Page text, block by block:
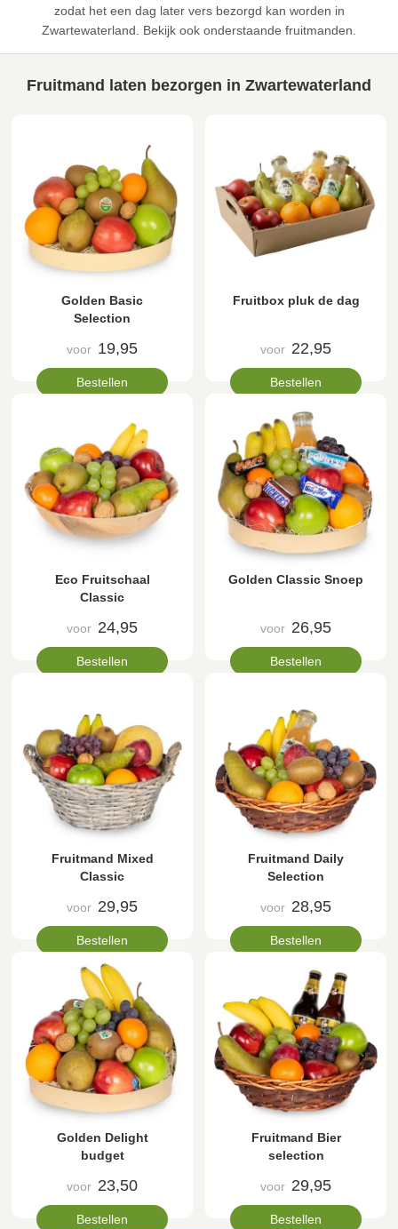
zodat het een dag later vers bezorgd kan worden in
Zwartewaterland. Bekijk ook onderstaande fruitmanden.
Fruitmand laten bezorgen in Zwartewaterland
Golden Basic
Selection
voor 19,95
Bestellen
Fruitbox pluk de dag
voor 22,95
Bestellen
Eco Fruitschaal
Classic
voor 24,95
Bestellen
Golden Classic Snoep
voor 26,95
Bestellen
Fruitmand Mixed
Classic
voor 29,95
Bestellen
Fruitmand Daily
Selection
voor 28,95
Bestellen
Golden Delight
budget
voor 23,50
Bestellen
Fruitmand Bier
selection
voor 29,95
Bestellen